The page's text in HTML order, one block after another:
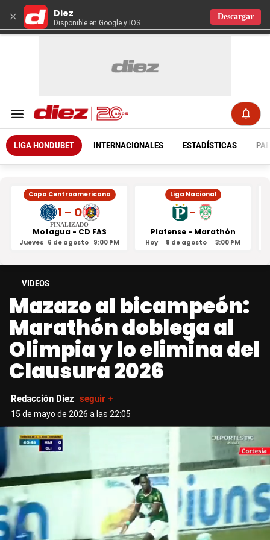
× Diez
Disponible en Google y IOS
Descargar
LIGA HONDUBET INTERNACIONALES ESTADÍSTICAS
Copa Centroamericana
1 - 0
FINALIZADO
Motagua - CD FAS
Jueves 6 de agosto 9:00 PM
Liga Nacional
-
Platense - Marathón
Hoy 8 de agosto 3:00 PM
VIDEOS
Mazazo al bicampeón:
Marathón doblega al
Olimpia y lo elimina del
Clausura 2026
Redacción Diez seguir +
15 de mayo de 2026 a las 22:05